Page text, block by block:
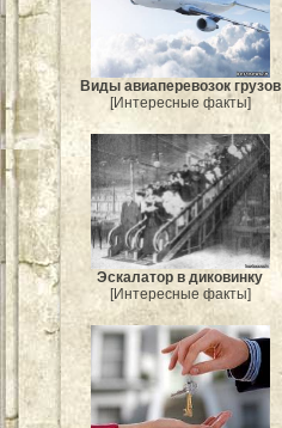
Виды авиаперевозок грузов
[Интересные факты]
Эскалатор в диковинку
[Интересные факты]